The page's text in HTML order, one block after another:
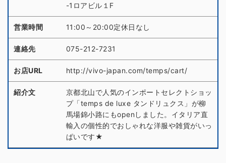
-1ロアビル１F
営業時間 11:00～20:00定休日なし
連絡先 075-212-7231
お店URL http://vivo-japan.com/temps/cart/
紹介文
京都北山で人気のインポートセレクトショッ
プ「temps de luxe タンドリュクス」が柳
馬場錦小路にもopenしました。イタリア直
輸入の個性的でおしゃれな洋服や雑貨がいっ
ぱいです★